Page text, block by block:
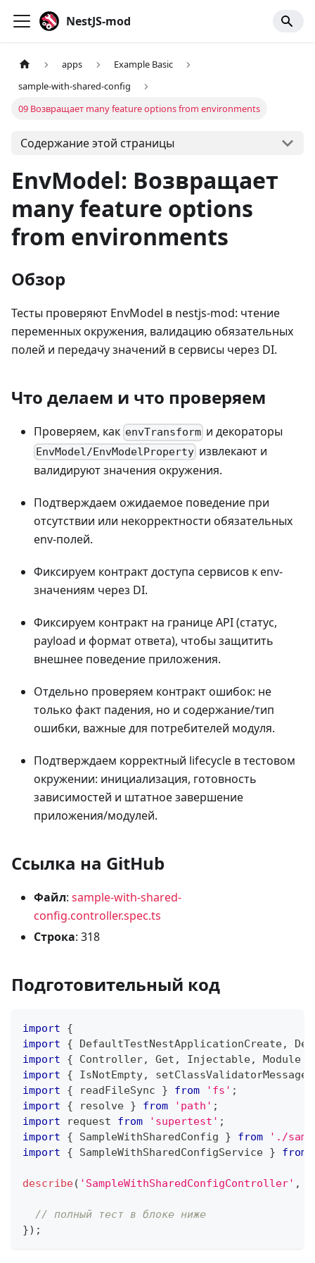
NestJS-mod
apps
Example Basic
sample-with-shared-config
09 Возвращает many feature options from environments
Содержание этой страницы
EnvModel: Возвращает
many feature options
from environments
Обзор
Тесты проверяют EnvModel в nestjs-mod: чтение
переменных окружения, валидацию обязательных
полей и передачу значений в сервисы через DI.
Что делаем и что проверяем
Проверяем, как envTransform и декораторы
EnvModel/EnvModelProperty извлекают и
валидируют значения окружения.
Подтверждаем ожидаемое поведение при
отсутствии или некорректности обязательных
env-полей.
Фиксируем контракт доступа сервисов к env-
значениям через DI.
Фиксируем контракт на границе API (статус,
payload и формат ответа), чтобы защитить
внешнее поведение приложения.
Отдельно проверяем контракт ошибок: не
только факт падения, но и содержание/тип
ошибки, важные для потребителей модуля.
Подтверждаем корректный lifecycle в тестовом
окружении: инициализация, готовность
зависимостей и штатное завершение
приложения/модулей.
Ссылка на GitHub
Файл: sample-with-shared-
config.controller.spec.ts
Строка: 318
Подготовительный код
import
{
import
{ DefaultTestNestApplicationCreate,
import
{ Controller, Get , Injectable, Module
import
{ IsNotEmpty,
import
{ readFileSync } from 'fs' ;
import
{ resolve } from 'path' ;
import request from 'supertest' ;
import
{ SampleWithSharedConfig } from
'./
import
{ SampleWithSharedConfigService } from
describe( 'SampleWithSharedConfigController' ,
// полный тест в блоке ниже
}) ;